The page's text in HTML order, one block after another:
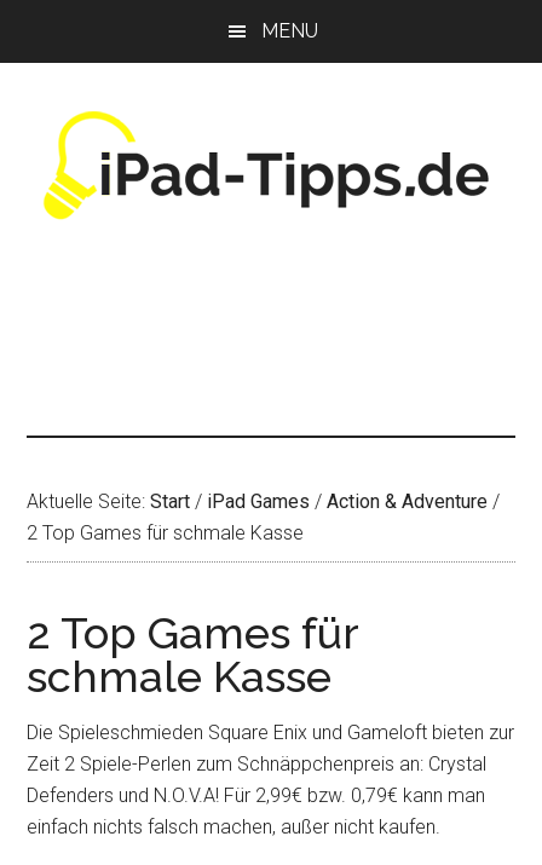
MENU
Aktuelle Seite:Start / iPad Games / Action & Adventure /
2 Top Games für schmale Kasse
2 Top Games für
schmale Kasse
Die Spieleschmieden Square Enix und Gameloft bieten zur
Zeit 2 Spiele-Perlen zum Schnäppchenpreis an: Crystal
Defenders und N.O.V.A! Für 2,99€ bzw. 0,79€ kann man
einfach nichts falsch machen, außer nicht kaufen.